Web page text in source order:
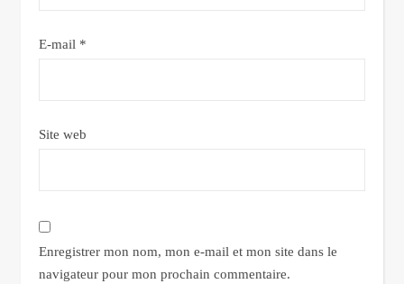
E-mail *
Site web
Enregistrer mon nom, mon e-mail et mon site dans le
navigateur pour mon prochain commentaire.